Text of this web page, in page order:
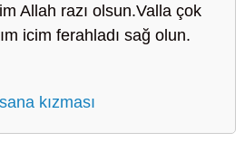
Allah razı olsun.Valla çok
icim ferahladı sağ olun.
kızması